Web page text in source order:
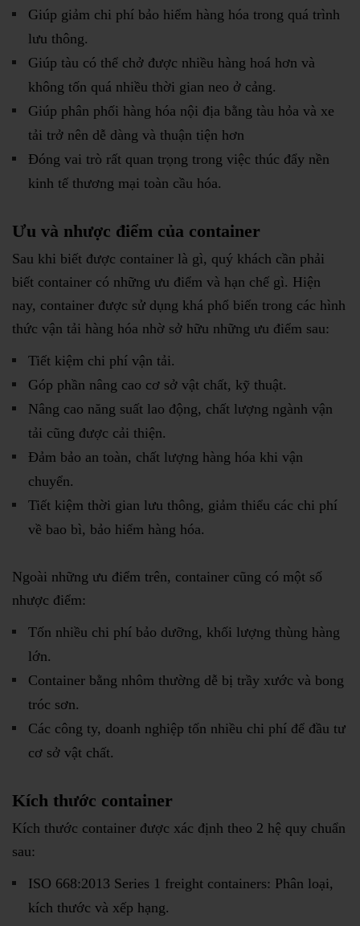
Giúp giảm chi phí bảo hiểm hàng hóa trong quá trình
lưu thông.
Giúp tàu có thể chở được nhiều hàng hoá hơn và
không tốn quá nhiều thời gian neo ở cảng.
Giúp phân phối hàng hóa nội địa bằng tàu hỏa và xe
tải trở nên dễ dàng và thuận tiện hơn
Đóng vai trò rất quan trọng trong việc thúc đẩy nền
kinh tế thương mại toàn cầu hóa.
Ưu và nhược điểm của container
Sau khi biết được container là gì, quý khách cần phải
biết container có những ưu điểm và hạn chế gì. Hiện
nay, container được sử dụng khá phổ biến trong các hình
thức vận tải hàng hóa nhờ sở hữu những ưu điểm sau:
Tiết kiệm chi phí vận tải.
Góp phần nâng cao cơ sở vật chất, kỹ thuật.
Nâng cao năng suất lao động, chất lượng ngành vận
tải cũng được cải thiện.
Đảm bảo an toàn, chất lượng hàng hóa khi vận
chuyển.
Tiết kiệm thời gian lưu thông, giảm thiểu các chi phí
về bao bì, bảo hiểm hàng hóa.
Ngoài những ưu điểm trên, container cũng có một số
nhược điểm:
Tốn nhiều chi phí bảo dưỡng, khối lượng thùng hàng
lớn.
Container bằng nhôm thường dễ bị trầy xước và bong
tróc sơn.
Các công ty, doanh nghiệp tốn nhiều chi phí để đầu tư
cơ sở vật chất.
Kích thước container
Kích thước container được xác định theo 2 hệ quy chuẩn
sau:
ISO 668:2013 Series 1 freight containers: Phân loại,
kích thước và xếp hạng.